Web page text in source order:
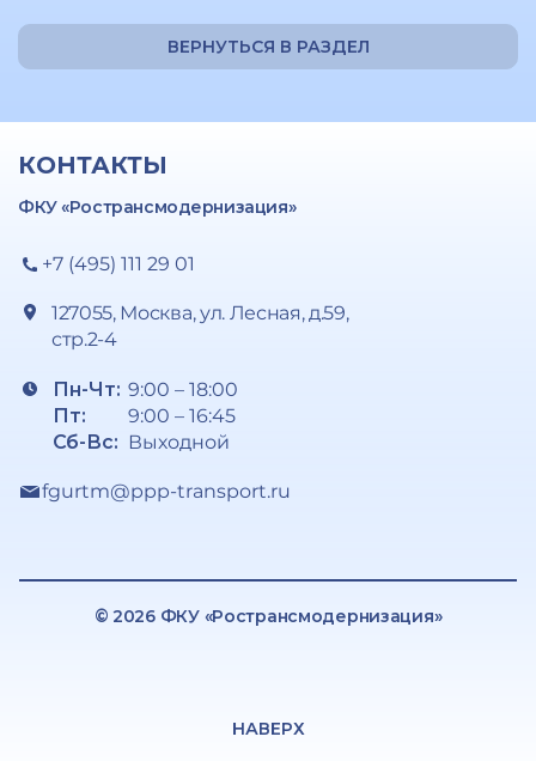
ВЕРНУТЬСЯ В РАЗДЕЛ
КОНТАКТЫ
ФКУ «Ространсмодернизация»
+7 (495) 111 29 01
127055, Москва, ул. Лесная, д.59,
стр.2-4
Пн-Чт:
Пт:
Сб-Вс:
9:00 – 18:00
9:00 – 16:45
Выходной
fgurtm@ppp-transport.ru
© 2026 ФКУ «Ространсмодернизация»
НАВЕРХ